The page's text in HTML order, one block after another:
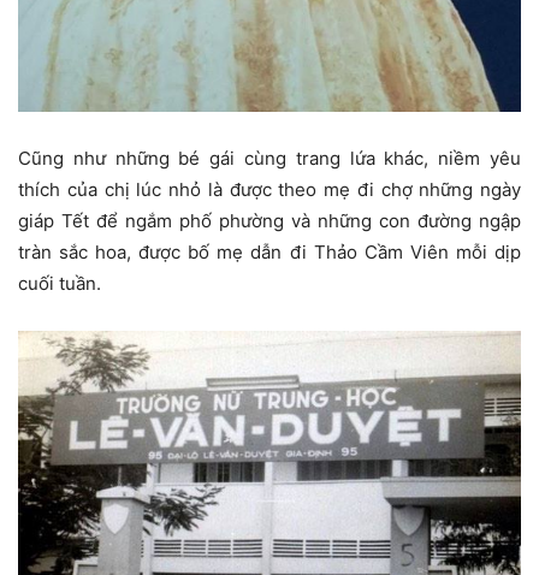
Cũng như những bé gái cùng trang lứa khác, niềm yêu
thích của chị lúc nhỏ là được theo mẹ đi chợ những ngày
giáp Tết để ngắm phố phường và những con đường ngập
tràn sắc hoa, được bố mẹ dẫn đi Thảo Cầm Viên mỗi dịp
cuối tuần.